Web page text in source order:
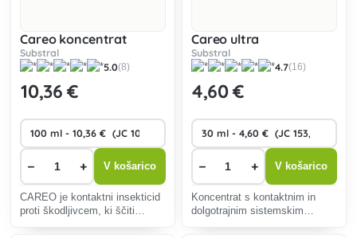
Careo koncentrat
Substral
5.0(8)
10,36 €
− + V košarico
CAREO je kontaktni insekticid
proti škodljivcem, ki ščiti
Careo ultra
Substral
4.7(16)
4,60 €
− + V košarico
Koncentrat s kontaktnim in
dolgotrajnim sistemskim